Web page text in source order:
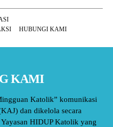
HUBUNGI KAMI
KAMI
Katolik” komunikasi
dan dikelola secara
HIDUP Katolik yang